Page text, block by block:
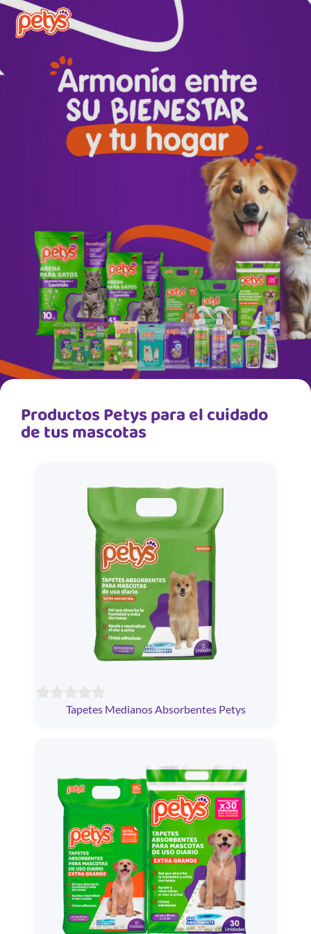
Productos Petys para el cuidado
de tus mascotas
Tapetes Medianos Absorbentes Petys